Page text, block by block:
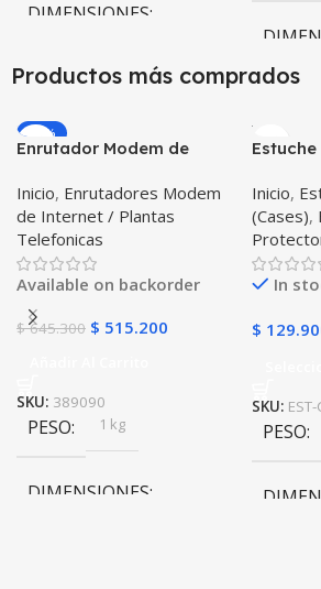
DIMENSIONES
10 × 10 × 10 cm
Productos más comprados
-20%
Enrutador Modem de
Libre Todo Operador 4G
LTE SIMCARD
Inicio, Enrutadores Modem
de Internet / Plantas
Telefonicas
Available on backorder
$645.300 $ 515.200
SKU: 389090
PESO 1 kg
DIMENSIONES
Tablet
Tab A8
SM-
golpes
Inicio,
(Cases),
In
$
SKU:
PESO